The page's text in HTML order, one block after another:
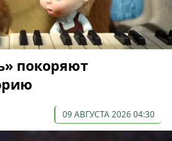
покоряют
09 АВГУСТА 2026 04:30